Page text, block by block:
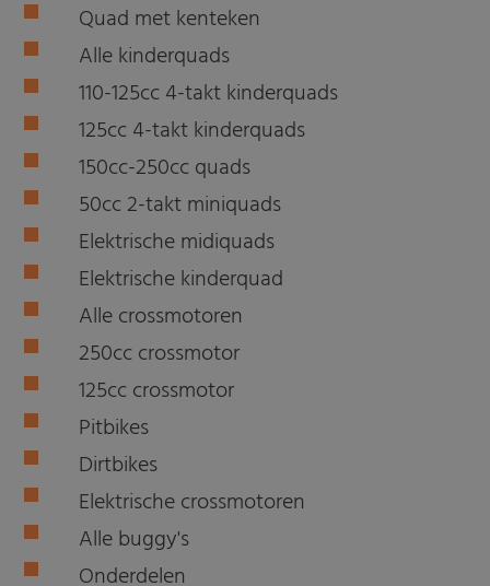
Quad met kenteken
Alle kinderquads
110-125cc 4-takt kinderquads
125cc 4-takt kinderquads
150cc-250cc quads
50cc 2-takt miniquads
Elektrische midiquads
Elektrische kinderquad
Alle crossmotoren
250cc crossmotor
125cc crossmotor
Pitbikes
Dirtbikes
Elektrische crossmotoren
Alle buggy's
Onderdelen